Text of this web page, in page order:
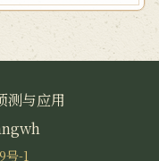
测与应用
号-1